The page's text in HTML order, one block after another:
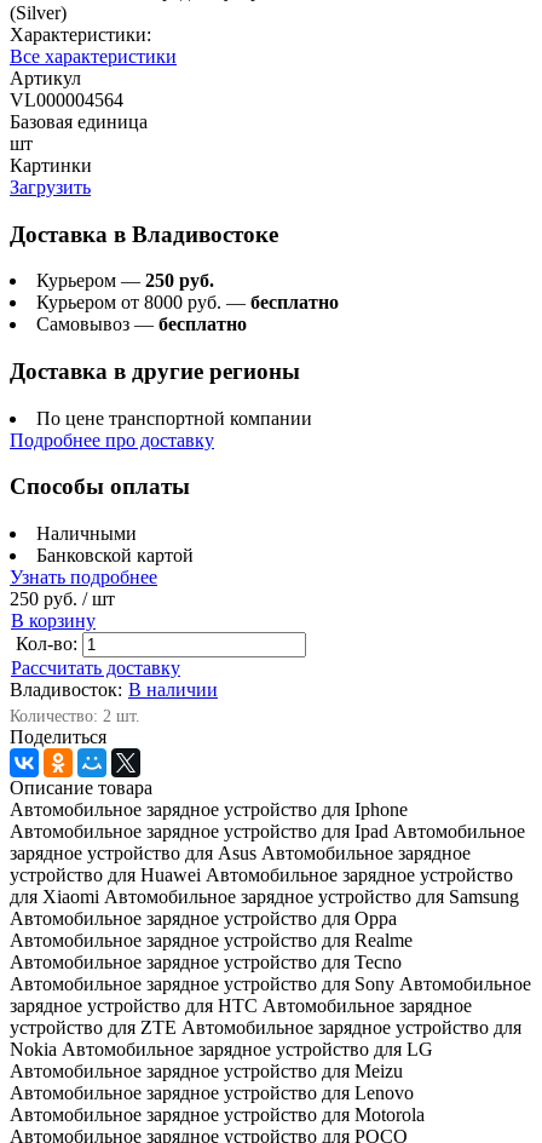
(Silver)
Характеристики:
Все характеристики
Артикул
VL000004564
Базовая единица
шт
Картинки
Загрузить
Доставка в Владивостоке
Курьером — 250 руб.
Курьером от 8000 руб. — бесплатно
Самовывоз — бесплатно
Доставка в другие регионы
По цене транспортной компании
Подробнее про доставку
Способы оплаты
Наличными
Банковской картой
Узнать подробнее
250 руб. / шт
В корзину
Кол-во:
Рассчитать доставку
Владивосток: В наличии
Количество: 2 шт.
Поделиться
Описание товара
Автомобильное зарядное устройство для Iphone
Автомобильное зарядное устройство для Ipad Автомобильное
зарядное устройство для Asus Автомобильное зарядное
устройство для Huawei Автомобильное зарядное устройство
для Xiaomi Автомобильное зарядное устройство для Samsung
Автомобильное зарядное устройство для Oppa
Автомобильное зарядное устройство для Realme
Автомобильное зарядное устройство для Tecno
Автомобильное зарядное устройство для Sony Автомобильное
зарядное устройство для HTC Автомобильное зарядное
устройство для ZTE Автомобильное зарядное устройство для
Nokia Автомобильное зарядное устройство для LG
Автомобильное зарядное устройство для Meizu
Автомобильное зарядное устройство для Lenovo
Автомобильное зарядное устройство для Motorola
Автомобильное зарядное устройство для POCO